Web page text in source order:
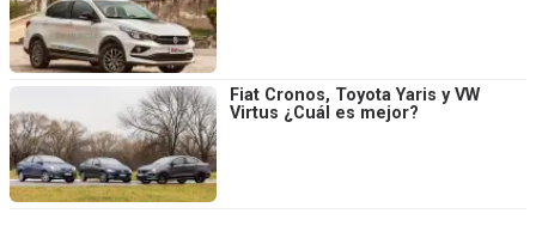
Fiat Cronos, Toyota Yaris y VW
Virtus ¿Cuál es mejor?